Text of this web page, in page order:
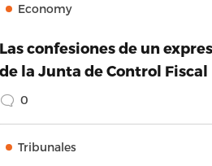
Economy
Las confesiones de un
de la Junta de Control Fiscal
0
Tribunales